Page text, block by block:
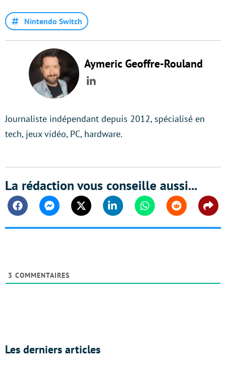
Nintendo Switch
Aymeric Geoffre-Rouland
LinkedIn
Journaliste indépendant depuis 2012, spécialisé en
tech, jeux vidéo, PC, hardware.
La rédaction vous conseille aussi...
FacebookMessengerTwitter Linkedin WhatsappReddit
3 COMMENTAIRES
Les derniers articles